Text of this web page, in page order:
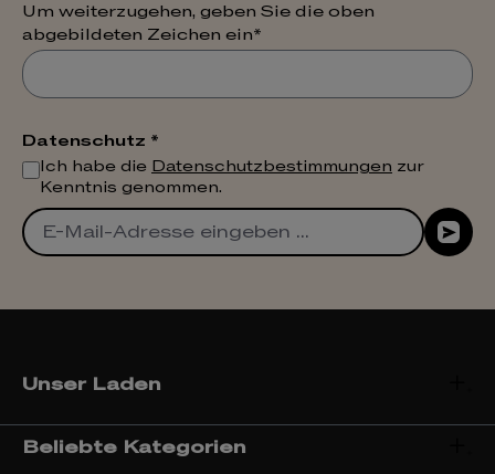
Um weiterzugehen, geben Sie die oben
abgebildeten Zeichen ein*
Datenschutz *
Ich habe die Datenschutzbestimmungen zur
Kenntnis genommen.
Unser Laden
Beliebte Kategorien